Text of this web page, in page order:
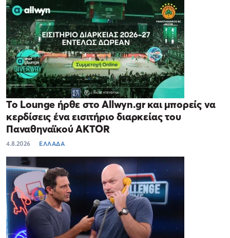
Το Lounge ήρθε στο Allwyn.gr και μπορείς να
κερδίσεις ένα εισιτήριο διαρκείας του
Παναθηναϊκού AKTOR
4.8.2026 ΕΛΛΑΔΑ